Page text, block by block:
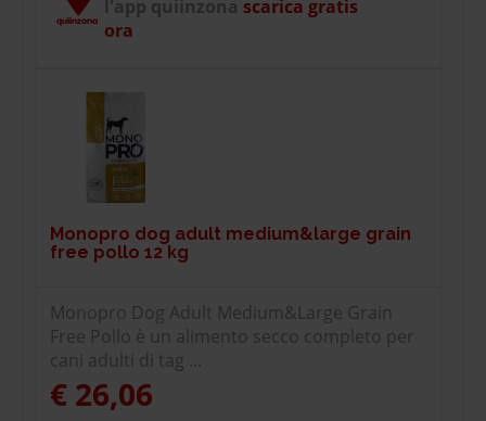
l'app quiinzona scarica gratis
ora
Monopro dog adult medium&large grain
free pollo 12 kg
Monopro Dog Adult Medium&Large Grain
Free Pollo è un alimento secco completo per
cani adulti di tag ...
€ 26,06